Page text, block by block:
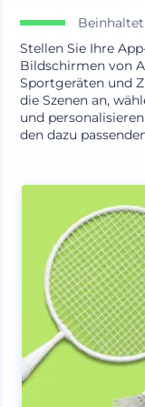
Beinhaltet
Stellen Sie Ihre
Bildschirmen von
Sportgeräten und
die Szenen an,
und
den dazu